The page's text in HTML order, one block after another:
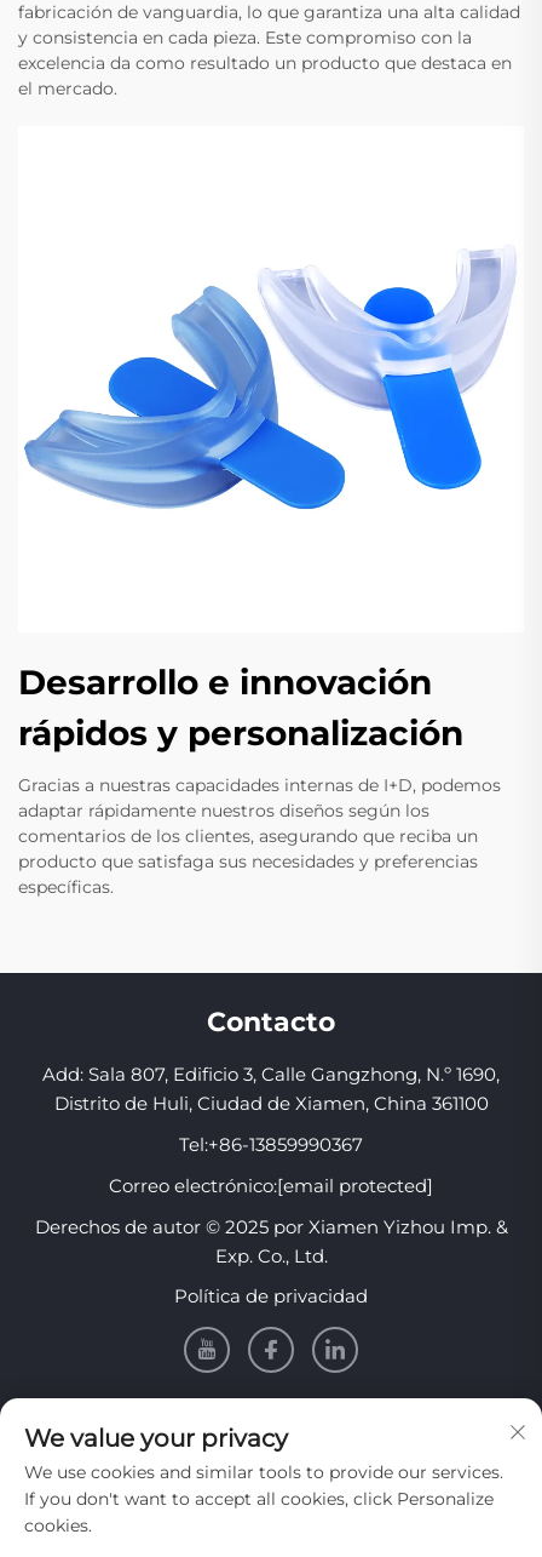
fabricación de vanguardia, lo que garantiza una alta calidad
y consistencia en cada pieza. Este compromiso con la
excelencia da como resultado un producto que destaca en
el mercado.
Desarrollo e innovación
rápidos y personalización
Gracias a nuestras capacidades internas de I+D, podemos
adaptar rápidamente nuestros diseños según los
comentarios de los clientes, asegurando que reciba un
producto que satisfaga sus necesidades y preferencias
específicas.
Contacto
Add: Sala 807, Edificio 3, Calle Gangzhong, N.º 1690,
Distrito de Huli, Ciudad de Xiamen, China 361100
Tel:+86-13859990367
Correo electrónico:[email protected]
Derechos de autor © 2025 por Xiamen Yizhou Imp. &
Exp. Co., Ltd.
Política de privacidad
INFORMACIÓN
Regístrate para recibir nuestro boletín semanal
We value your privacy
We use cookies and similar tools to provide our services.
If you don't want to accept all cookies, click Personalize
cookies.